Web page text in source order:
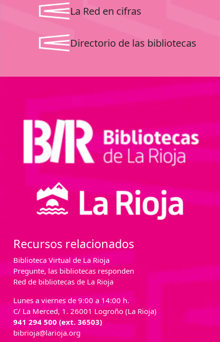
La Red en cifras
Directorio de las bibliotecas
Recursos relacionados
Biblioteca Virtual de La Rioja
Pregunte, las bibliotecas responden
Red de bibliotecas de La Rioja
Lunes a viernes de 9:00 a 14:00 h.
C/ La Merced, 1. 26001 Logroño (La Rioja)
941 294 500 (ext. 36503)
bibrioja@larioja.org